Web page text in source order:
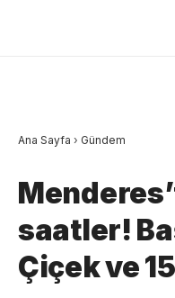
Ana Sayfa › Gündem
saatler!
Çiçek ve